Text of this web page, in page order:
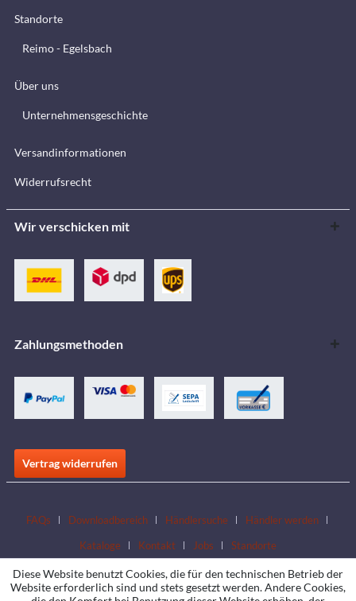
Standorte
Reimo - Egelsbach
Über uns
Unternehmensgeschichte
Versandinformationen
Widerrufsrecht
Wir verschicken mit
Zahlungsmethoden
Vertrag widerrufen
FAQs Downloadbereich Händlersuche
Händler werden
Kataloge
Kontakt Jobs Standorte
Diese Website benutzt Cookies, die für den technischen Betrieb der
Website erforderlich sind und stets gesetzt werden. Andere Cookies,